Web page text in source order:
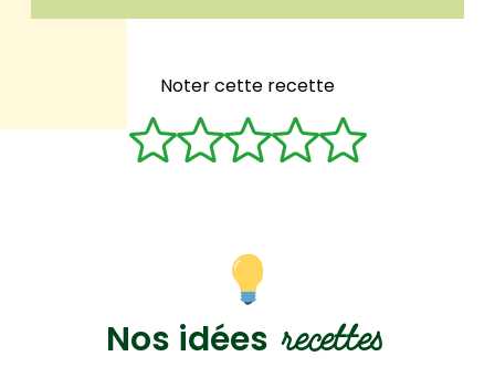
Noter cette recette
Nos idées recettes